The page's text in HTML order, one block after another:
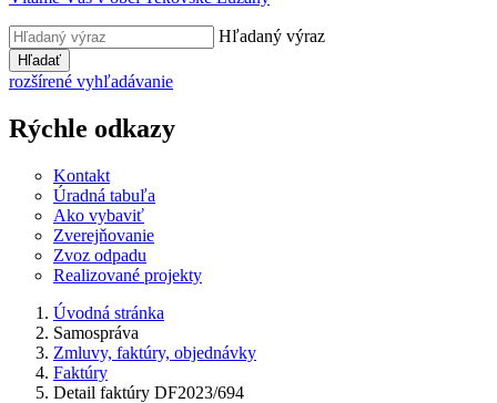
Hľadaný výraz
Hľadať
rozšírené vyhľadávanie
Rýchle odkazy
Kontakt
Úradná tabuľa
Ako vybaviť
Zverejňovanie
Zvoz odpadu
Realizované projekty
Úvodná stránka
Samospráva
Zmluvy, faktúry, objednávky
Faktúry
Detail faktúry DF2023/694